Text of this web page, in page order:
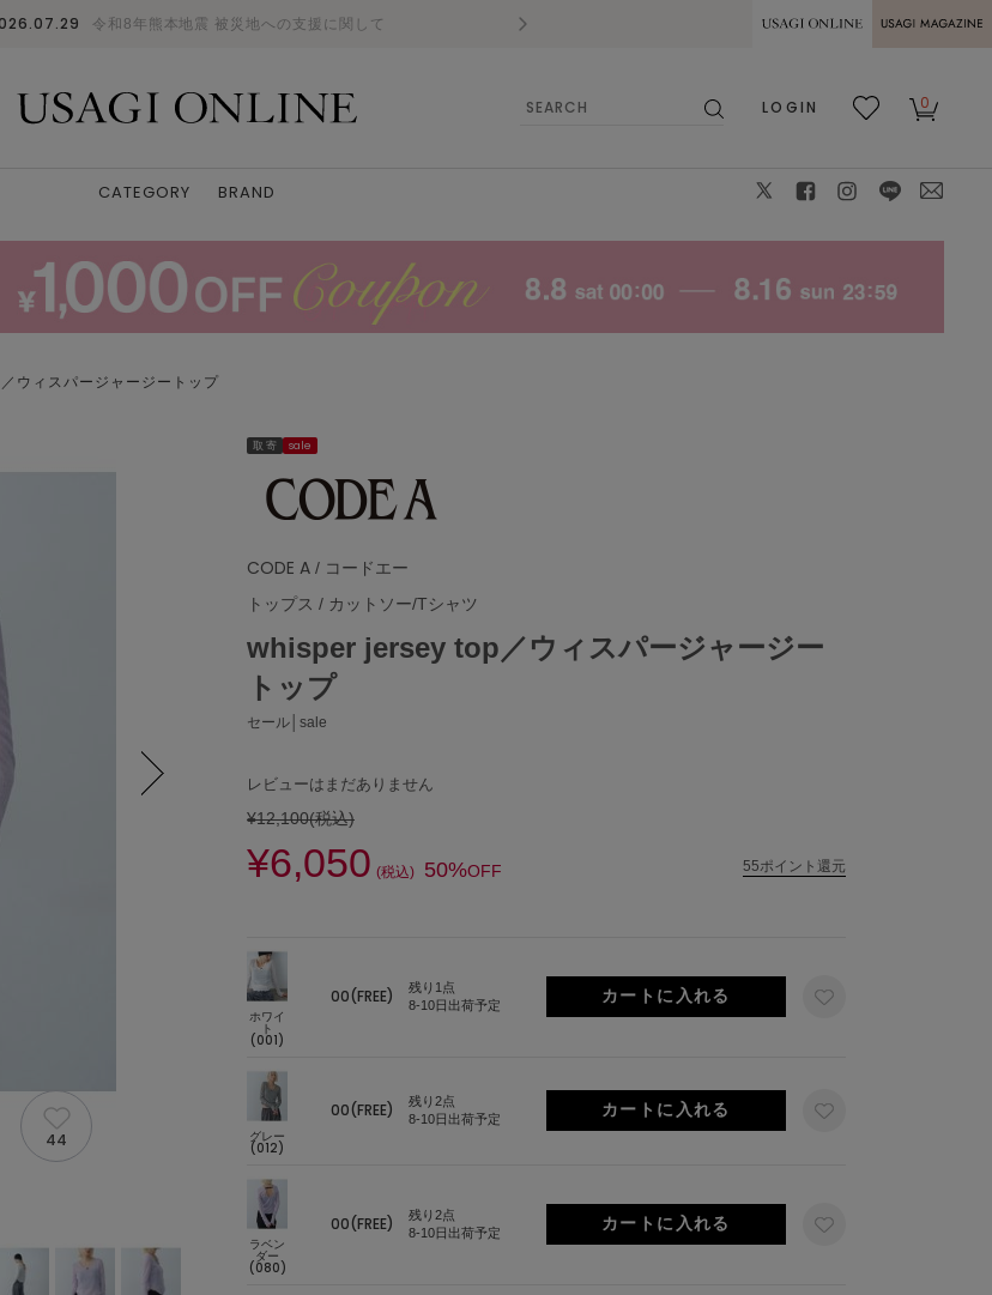
令和8年熊本地震 被災地への支援に関して 熊本県熊本地方を震源とする地震の影響に
MAGAZINE
LOGIN
0
CATEGORY BRAND
ウィスパージャージートップ
取 寄 sale
CODE A / コードエー
トップス / カットソー/Tシャツ
whisper jersey top／ウィスパージャージー
トップ
セール│sale
レビューはまだありません
¥12,100(税込)
¥6,050 (税込) 50%OFF 55ポイント還元
ホワイ
ト
(001)
00(FREE)
残り1点
8-10日出荷予定
グレー
(012)
00(FREE)
残り2点
8-10日出荷予定
ラベン
ダー
(080)
00(FREE)
残り2点
8-10日出荷予定
44